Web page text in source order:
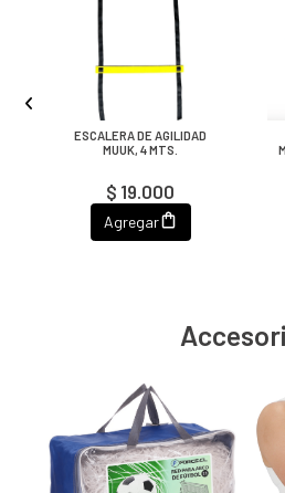
ESCALERA DE AGILIDAD
MUUK, 4 MTS.
$ 19.000
Agregar